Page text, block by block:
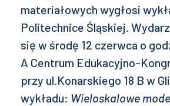
materiałowych wygłosi
Politechnice Śląskiej.
się w środę 12 czerwca o
A Centrum Edukacyjno-
przy ul.Konarskiego 18 B w
wykładu: Wieloskalowe